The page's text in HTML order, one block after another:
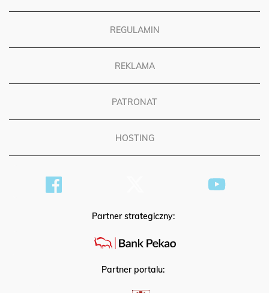
REGULAMIN
REKLAMA
PATRONAT
HOSTING
Partner strategiczny:
Partner portalu: